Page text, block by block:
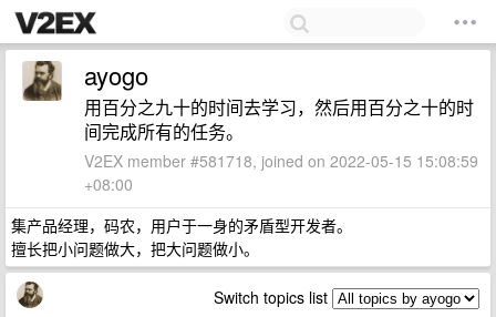
ayogo
用百分之九十的时间去学习，然后用百分之十的时
间完成所有的任务。
V2EX member #581718, joined on 2022-05-15 15:08:59
+08:00
集产品经理，码农，用户于一身的矛盾型开发者。
擅长把小问题做大，把大问题做小。
Switch topics list